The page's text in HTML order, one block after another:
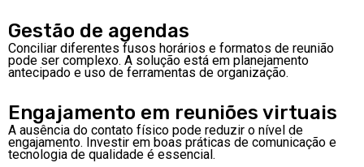
Gestão de agendas
Conciliar diferentes fusos horários e formatos de reunião
pode ser complexo. A solução está em planejamento
antecipado e uso de ferramentas de organização.
Engajamento em reuniões virtuais
A ausência do contato físico pode reduzir o nível de
engajamento. Investir em boas práticas de comunicação e
tecnologia de qualidade é essencial.